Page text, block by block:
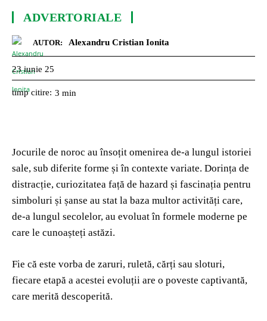
ADVERTORIALE
AUTOR: Alexandru Cristian Ionita
23 iunie 25
timp citire: 3 min
Jocurile de noroc au însoțit omenirea de-a lungul istoriei
sale, sub diferite forme și în contexte variate. Dorința de
distracție, curiozitatea față de hazard și fascinația pentru
simboluri și șanse au stat la baza multor activități care,
de-a lungul secolelor, au evoluat în formele moderne pe
care le cunoașteți astăzi.
Fie că este vorba de zaruri, ruletă, cărți sau sloturi,
fiecare etapă a acestei evoluții are o poveste captivantă,
care merită descoperită.